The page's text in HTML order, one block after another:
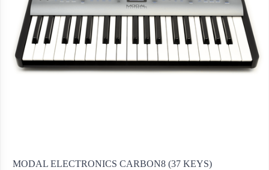
MODAL ELECTRONICS CARBON8 (37 KEYS)